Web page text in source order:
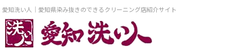
愛知洗い人｜愛知県染み抜きのできるクリーニング店紹介サイト